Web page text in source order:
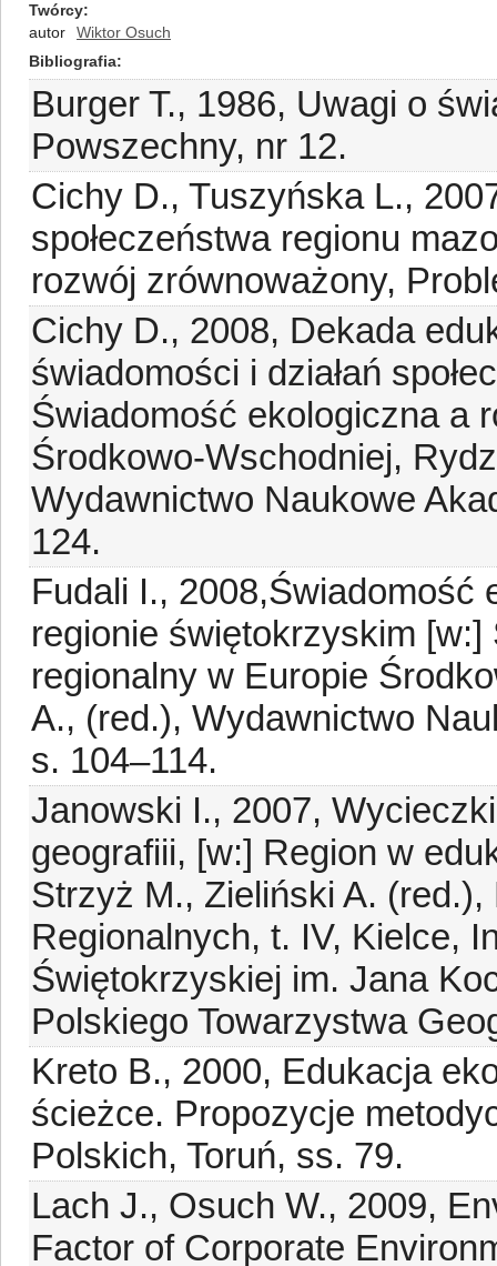
Twórcy
autor
Wiktor Osuch
Bibliografia
Burger T., 1986, Uwagi o
Powszechny, nr 12.
Cichy D., Tuszyńska L.,
społeczeństwa regionu
rozwój zrównoważony,
Cichy D., 2008, Dekada
świadomości i działań
Świadomość ekologiczna a
Środkowo-Wschodniej,
Wydawnictwo Naukowe
124.
Fudali I., 2008,Świadomość
regionie świętokrzyskim
regionalny w Europie
A., (red.), Wydawnictwo
s. 104–114.
Janowski I., 2007,
geografiii, [w:] Region w
Strzyż M., Zieliński A.
Regionalnych, t. IV, Kielce,
Świętokrzyskiej im. Jana
Polskiego Towarzystwa
Kreto B., 2000, Edukacja
ścieżce. Propozycje
Polskich, Toruń, ss. 79.
Lach J., Osuch W., 2009,
Factor of Corporate